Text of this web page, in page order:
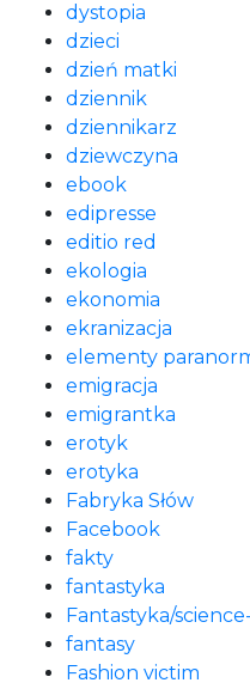
dystopia
dzieci
dzień matki
dziennik
dziennikarz
dziewczyna
ebook
edipresse
editio red
ekologia
ekonomia
ekranizacja
elementy
emigracja
emigrantka
erotyk
erotyka
Fabryka Słów
Facebook
fakty
fantastyka
Fantastyka/
fantasy
Fashion victim